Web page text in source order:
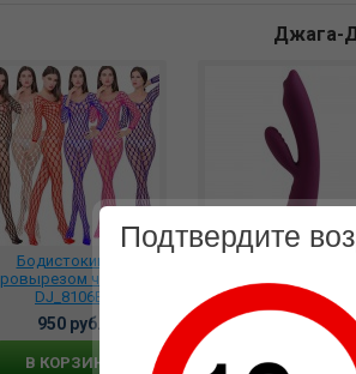
Джага-
Бодистокинг с
чёрное,
DJ_8106B
950 руб.
В КОРЗИНУ
Фиолетовый со
встроенным
аккумулятором.,
11212 руб.
В КОРЗИНУ
Подтвердите